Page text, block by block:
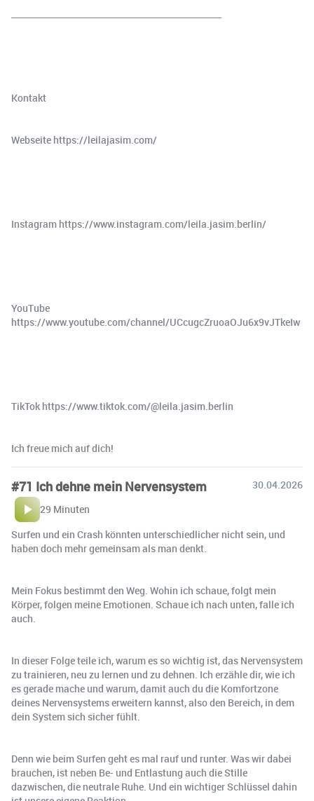
Kontakt
Webseite ⁠⁠https://leilajasim.com/⁠⁠
Instagram ⁠⁠https://www.instagram.com/leila.jasim.berlin/⁠⁠
YouTube
⁠⁠https://www.youtube.com/channel/UCcugcZruoaOJu6x9vJTkeIw⁠⁠
TikTok ⁠⁠https://www.tiktok.com/@leila.jasim.berlin⁠⁠
Ich freue mich auf dich!
#71 Ich dehne mein Nervensystem
30.04.2026
29 Minuten
Surfen und ein Crash könnten unterschiedlicher nicht sein, und
haben doch mehr gemeinsam als man denkt.
Mein Fokus bestimmt den Weg. Wohin ich schaue, folgt mein
Körper, folgen meine Emotionen. Schaue ich nach unten, falle ich
auch.
In dieser Folge teile ich, warum es so wichtig ist, das Nervensystem
zu trainieren, neu zu lernen und zu dehnen. Ich erzähle dir, wie ich
es gerade mache und warum, damit auch du die Komfortzone
deines Nervensystems erweitern kannst, also den Bereich, in dem
dein System sich sicher fühlt.
Denn wie beim Surfen geht es mal rauf und runter. Was wir dabei
brauchen, ist neben Be- und Entlastung auch die Stille
dazwischen, die neutrale Ruhe. Und ein wichtiger Schlüssel dahin